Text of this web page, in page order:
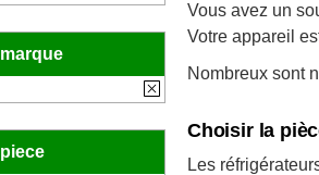
Vous avez un
Votre appareil
Nombreux sont
Choisir la
Les